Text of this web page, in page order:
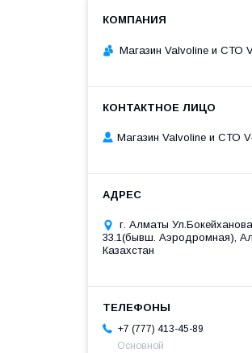
Магазин Valvoline и СТО
Магазин Valvoline и СТО
г. Алматы Ул.Бокейханова
33.1(бывш. Аэродромная),
Казахстан
+7 (777) 413-45-89
Основной